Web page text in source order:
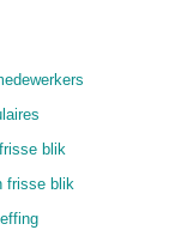
blik
frisse blik